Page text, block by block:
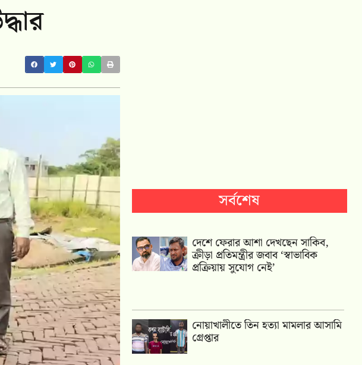
সর্বশেষ
দেশে ফেরার আশা দেখছেন সাকিব,
ক্রীড়া প্রতিমন্ত্রীর জবাব ‘স্বাভাবিক
প্রক্রিয়ায় সুযোগ নেই’
নোয়াখালীতে তিন হত্যা মামলার আসামি
গ্রেপ্তার